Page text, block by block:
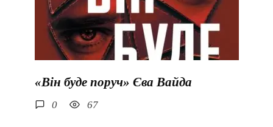
«Він буде поруч» Єва Вайда
0 67